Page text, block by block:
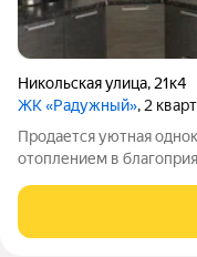
Никольская улица, 21к4
ЖК «Радужный», 2
Продается уютная
отоплением в
располагается
доступности находятся: